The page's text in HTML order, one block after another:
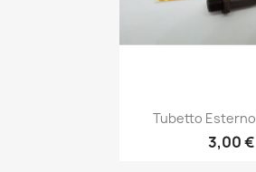

Tubetto Esterno
3,00 €